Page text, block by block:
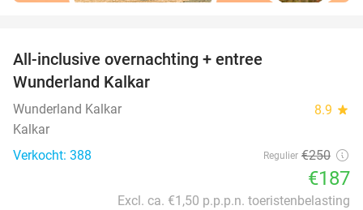
All-inclusive overnachting + entree
Wunderland Kalkar
Wunderland Kalkar 8.9 star
Kalkar
Verkocht: 388
Regulier €250
€187
Excl. ca. €1,50 p.p.p.n. toeristenbelasting